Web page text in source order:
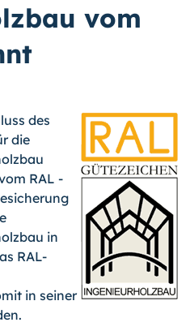
vom
des
die
RAL -
in
RAL-
in seiner